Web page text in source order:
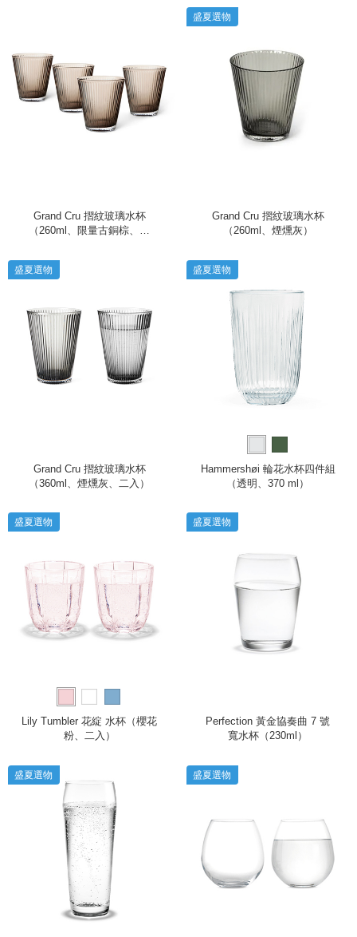
Grand Cru 摺紋玻璃水杯
（260ml、限量古銅棕、四
盛夏選物
Grand Cru 摺紋玻璃水杯
（260ml、煙燻灰）
盛夏選物
Grand Cru 摺紋玻璃水杯
（360ml、煙燻灰、二入）
盛夏選物
Hammershøi 輪花水杯四件組
（透明、370 ml）
盛夏選物
Lily Tumbler 花綻 水杯（櫻花
粉、二入）
盛夏選物
Perfection 黃金協奏曲 7 號
寬水杯（230ml）
盛夏選物 盛夏選物